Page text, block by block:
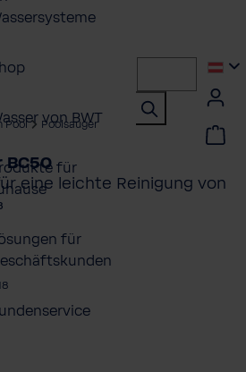
von BWT
für
für
Pool Poolsauger
BC50
eine leichte Reinigung von